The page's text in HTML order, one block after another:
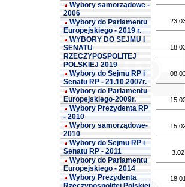
Wybory samorządowe -
2006
Wybory do Parlamentu
Europejskiego - 2019 r.
WYBORY DO SEJMU I
SENATU
RZECZYPOSPOLITEJ
POLSKIEJ 2019
Wybory do Sejmu RP i
Senatu RP - 21.10.2007r.
Wybory do Parlamentu
Europejskiego-2009r.
Wybory Prezydenta RP
- 2010
Wybory samorządowe-
2010
Wybory do Sejmu RP i
Senatu RP - 2011
Wybory do Parlamentu
Europejskiego - 2014
Wybory Prezydenta